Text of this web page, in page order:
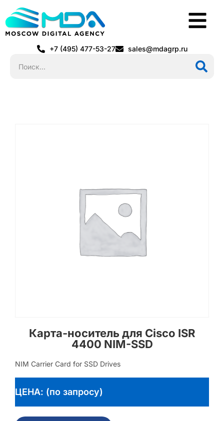
+7 (495) 477-53-27 sales@mdagrp.ru
Карта-носитель для Cisco ISR
4400 NIM-SSD
NIM Carrier Card for SSD Drives
ЦЕНА: (по запросу)